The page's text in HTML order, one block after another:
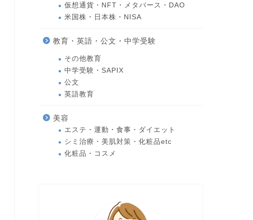
仮想通貨・NFT・メタバース・DAO
米国株・日本株・NISA
教育・英語・公文・中学受験
その他教育
中学受験・SAPIX
公文
英語教育
美容
エステ・運動・食事・ダイエット
シミ治療・美肌対策・化粧品etc
化粧品・コスメ